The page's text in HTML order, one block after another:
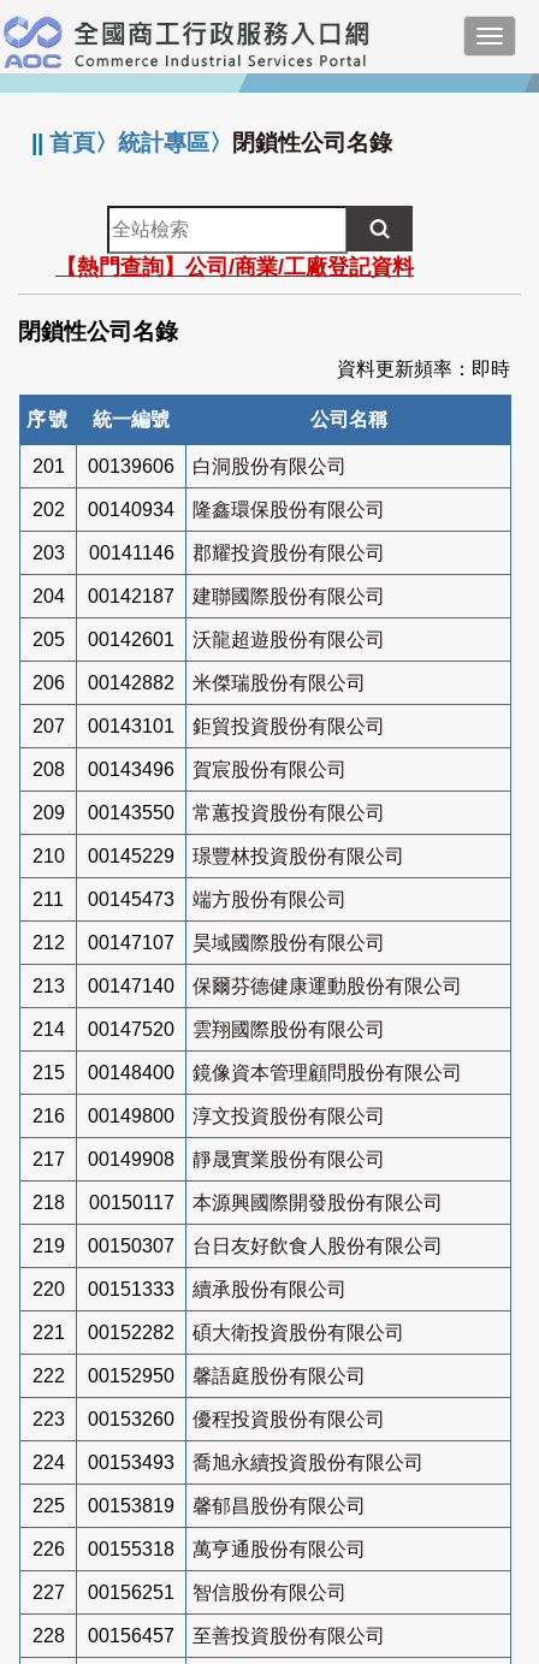
跳
到
主
要
:::
||首頁〉統計專區〉 閉鎖性公司名錄
全
站
檢
索
【熱門查詢】公司/商業/工廠登記資料
閉鎖性公司名錄
資料更新頻率：即時
序號 統一編號 公司名稱
201 00139606 白洞股份有限公司
202 00140934 隆鑫環保股份有限公司
203 00141146 郡耀投資股份有限公司
204 00142187 建聯國際股份有限公司
205 00142601 沃龍超遊股份有限公司
206 00142882 米傑瑞股份有限公司
207 00143101 鉅貿投資股份有限公司
208 00143496 賀宸股份有限公司
209 00143550 常蕙投資股份有限公司
210 00145229 璟豐林投資股份有限公司
211 00145473 端方股份有限公司
212 00147107 昊域國際股份有限公司
213 00147140 保爾芬德健康運動股份有限公司
214 00147520 雲翔國際股份有限公司
215 00148400 鏡像資本管理顧問股份有限公司
216 00149800 淳文投資股份有限公司
217 00149908 靜晟實業股份有限公司
218 00150117 本源興國際開發股份有限公司
219 00150307 台日友好飲食人股份有限公司
220 00151333 續承股份有限公司
221 00152282 碩大衛投資股份有限公司
222 00152950 馨語庭股份有限公司
223 00153260 優程投資股份有限公司
224 00153493 喬旭永續投資股份有限公司
225 00153819 馨郁昌股份有限公司
226 00155318 萬亨通股份有限公司
227 00156251 智信股份有限公司
228 00156457 至善投資股份有限公司